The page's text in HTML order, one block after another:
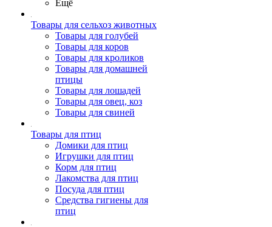
Ещё
Товары для сельхоз животных
Товары для голубей
Товары для коров
Товары для кроликов
Товары для домашней
птицы
Товары для лошадей
Товары для овец, коз
Товары для свиней
Товары для птиц
Домики для птиц
Игрушки для птиц
Корм для птиц
Лакомства для птиц
Посуда для птиц
Средства гигиены для
птиц